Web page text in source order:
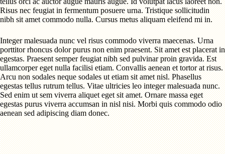
Risus nec feugiat in fermentum posuere urna. Tristique sollicitudin
nibh sit amet commodo nulla. Cursus metus aliquam eleifend mi in.
Integer malesuada nunc vel risus commodo viverra maecenas. Urna
porttitor rhoncus dolor purus non enim praesent. Sit amet est placerat in
egestas. Praesent semper feugiat nibh sed pulvinar proin gravida. Est
ullamcorper eget nulla facilisi etiam. Convallis aenean et tortor at risus.
Arcu non sodales neque sodales ut etiam sit amet nisl. Phasellus
egestas tellus rutrum tellus. Vitae ultricies leo integer malesuada nunc.
Sed enim ut sem viverra aliquet eget sit amet. Ornare massa eget
egestas purus viverra accumsan in nisl nisi. Morbi quis commodo odio
aenean sed adipiscing diam donec.